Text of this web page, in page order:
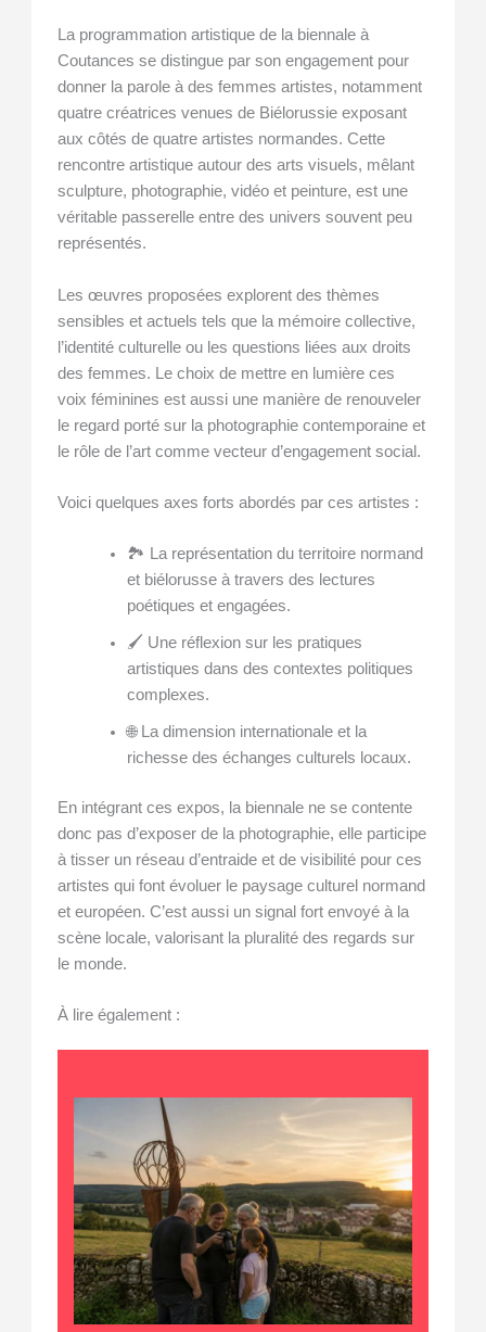
La programmation artistique de la biennale à
Coutances se distingue par son engagement pour
donner la parole à des femmes artistes, notamment
quatre créatrices venues de Biélorussie exposant
aux côtés de quatre artistes normandes. Cette
rencontre artistique autour des arts visuels, mêlant
sculpture, photographie, vidéo et peinture, est une
véritable passerelle entre des univers souvent peu
représentés.
Les œuvres proposées explorent des thèmes
sensibles et actuels tels que la mémoire collective,
l’identité culturelle ou les questions liées aux droits
des femmes. Le choix de mettre en lumière ces
voix féminines est aussi une manière de renouveler
le regard porté sur la photographie contemporaine et
le rôle de l’art comme vecteur d’engagement social.
Voici quelques axes forts abordés par ces artistes :
🏞️ La représentation du territoire normand
et biélorusse à travers des lectures
poétiques et engagées.
🖌️ Une réflexion sur les pratiques
artistiques dans des contextes politiques
complexes.
🌐 La dimension internationale et la
richesse des échanges culturels locaux.
En intégrant ces expos, la biennale ne se contente
donc pas d’exposer de la photographie, elle participe
à tisser un réseau d’entraide et de visibilité pour ces
artistes qui font évoluer le paysage culturel normand
et européen. C’est aussi un signal fort envoyé à la
scène locale, valorisant la pluralité des regards sur
le monde.
À lire également :